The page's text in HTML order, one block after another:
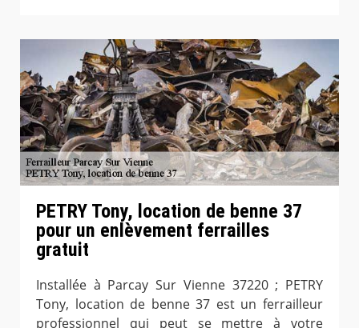
PETRY Tony, location de benne 37
pour un enlèvement ferrailles
gratuit
Installée à Parcay Sur Vienne 37220 ; PETRY
Tony, location de benne 37 est un ferrailleur
professionnel qui peut se mettre à votre